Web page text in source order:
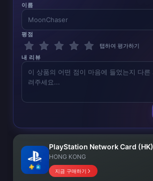
이름
평점
탭하여 평가하기
내 리뷰
PlayStation Network Card (HK)
HONG KONG
지금 구매하기